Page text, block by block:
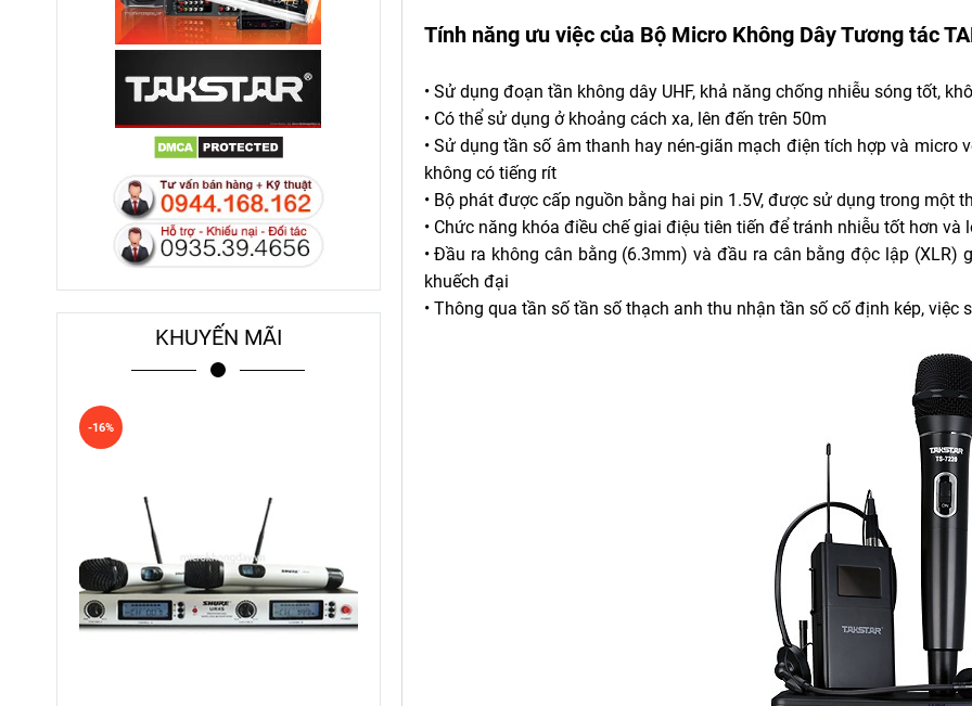
Tính năng ưu việc của Bộ Micro Không Dây Tương tác
• Sử dụng đoạn tần không dây UHF, khả năng chống nhiễu sóng tốt,
• Có thể sử dụng ở khoảng cách xa, lên đến trên 50m
• Sử dụng tần số âm thanh hay nén-giãn mạch điện tích hợp và
không có tiếng rít
• Bộ phát được cấp nguồn bằng hai pin 1.5V, được sử dụng trong một
• Chức năng khóa điều chế giai điệu tiên tiến để tránh nhiễu tốt hơn và
• Đầu ra không cân bằng (6.3mm) và đầu ra cân bằng độc lập
khuếch đại
• Thông qua tần số tần số thạch anh thu nhận tần số cố định kép,
KHUYẾN MÃI
-16%